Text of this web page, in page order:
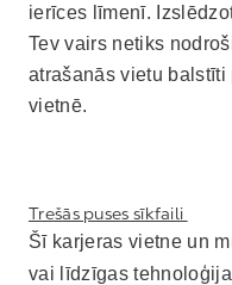
ierīces līmenī.
Tev vairs netiks
atrašanās vietu
vietnē.
Trešās puses sīkfaili
Šī karjeras vietne un
vai līdzīgas